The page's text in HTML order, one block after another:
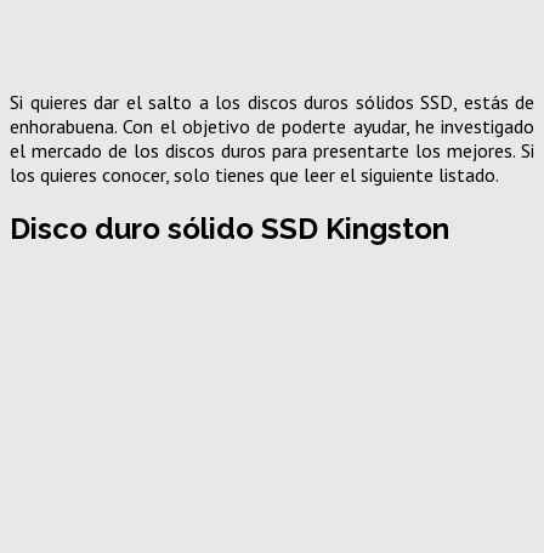
Si quieres dar el salto a los discos duros sólidos SSD, estás de
enhorabuena. Con el objetivo de poderte ayudar, he investigado
el mercado de los discos duros para presentarte los mejores. Si
los quieres conocer, solo tienes que leer el siguiente listado.
Disco duro sólido SSD Kingston